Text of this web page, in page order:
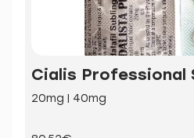
Cialis Professional
20mg | 40mg